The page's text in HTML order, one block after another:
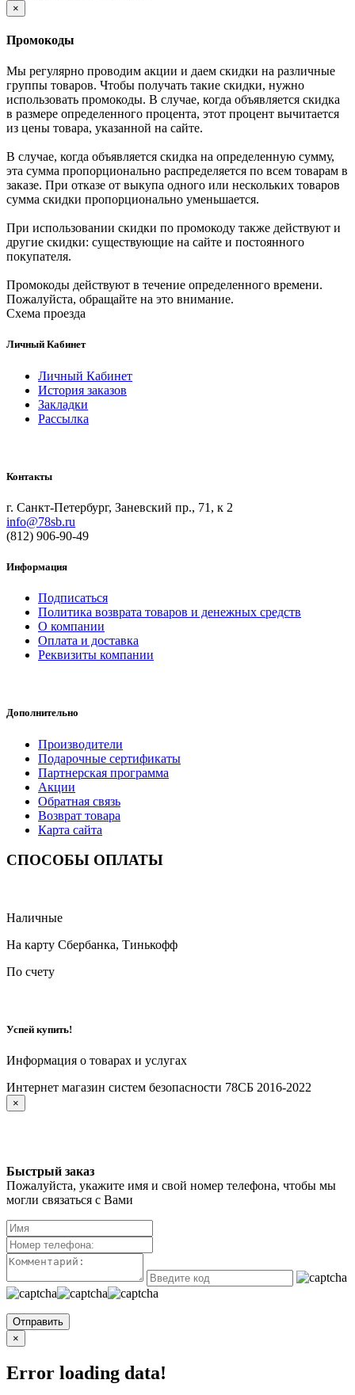
×
Промокоды
Мы регулярно проводим акции и даем скидки на различные
группы товаров. Чтобы получать такие скидки, нужно
использовать промокоды. В случае, когда объявляется скидка
в размере определенного процента, этот процент вычитается
из цены товара, указанной на сайте.
В случае, когда объявляется скидка на определенную сумму,
эта сумма пропорционально распределяется по всем товарам в
заказе. При отказе от выкупа одного или нескольких товаров
сумма скидки пропорционально уменьшается.
При использовании скидки по промокоду также действуют и
другие скидки: существующие на сайте и постоянного
покупателя.
Промокоды действуют в течение определенного времени.
Пожалуйста, обращайте на это внимание.
Схема проезда
Личный Кабинет
Личный Кабинет
История заказов
Закладки
Рассылка
Контакты
г. Санкт-Петербург, Заневский пр., 71, к 2
info@78sb.ru
(812) 906-90-49
Информация
Подписаться
Политика возврата товаров и денежных средств
О компании
Оплата и доставка
Реквизиты компании
Дополнительно
Производители
Подарочные сертификаты
Партнерская программа
Акции
Обратная связь
Возврат товара
Карта сайта
СПОСОБЫ ОПЛАТЫ
Наличные
На карту Сбербанка, Тинькофф
По счету
Успей купить!
Информация о товарах и услугах
Интернет магазин систем безопасности 78СБ 2016-2022
×
Быстрый заказ
Пожалуйста, укажите имя и свой номер телефона, чтобы мы
могли связаться с Вами
Отправить
×
Error loading data!